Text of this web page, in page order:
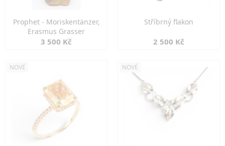
Prophet - Moriskentänzer,
Erasmus Grasser
3 500 Kč
Stříbrný flakon
2 500 Kč
NOVÉ NOVÉ